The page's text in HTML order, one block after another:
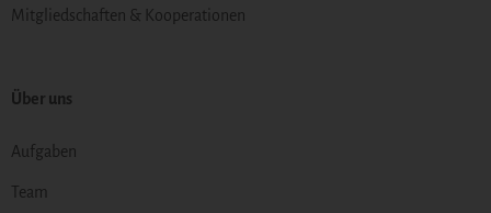
Mitgliedschaften & Kooperationen
Über uns
Aufgaben
Team